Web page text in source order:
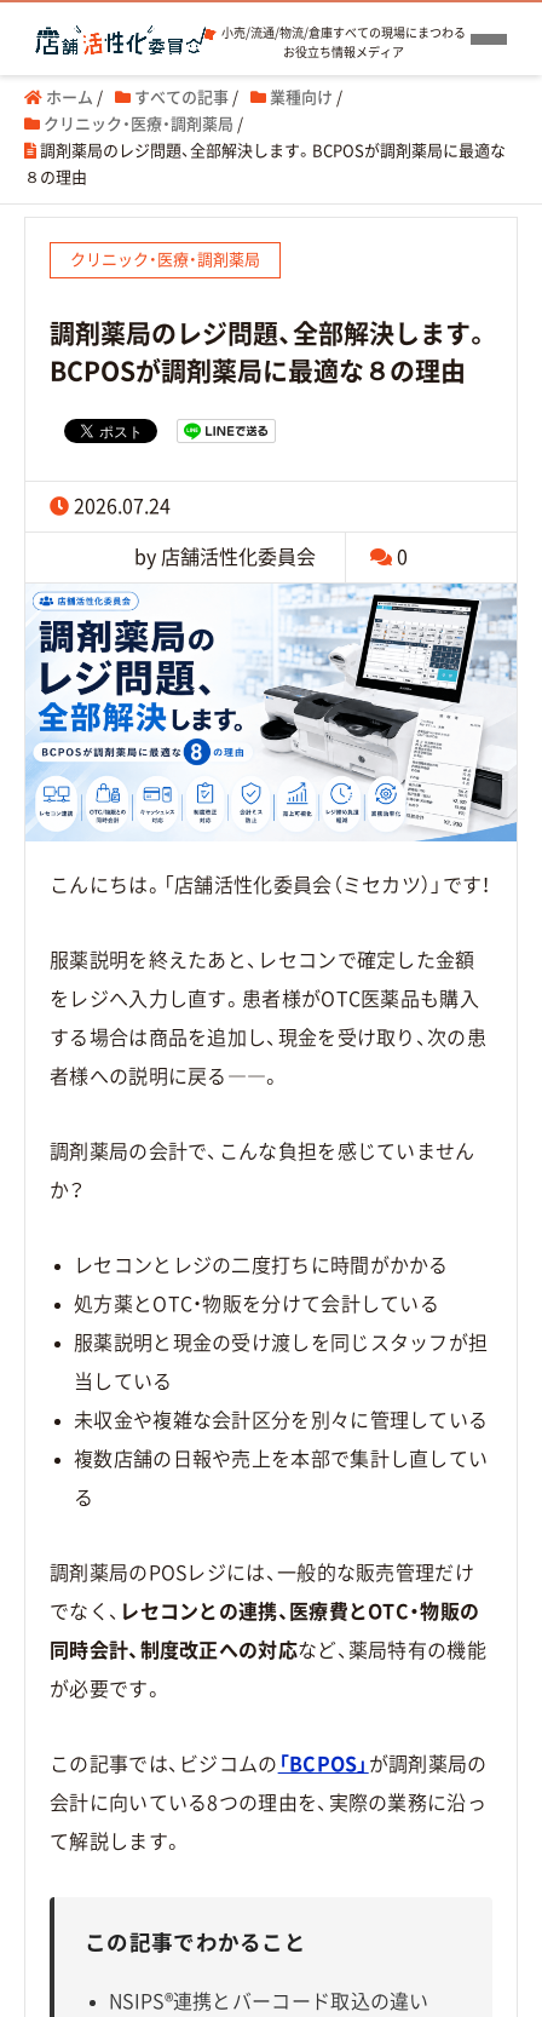
小売/流通/物流/倉庫すべての現場にまつわる
お役立ち情報メディア
ホーム / すべての記事 / 業種向け /
クリニック・医療・調剤薬局 /
調剤薬局のレジ問題、全部解決します。BCPOSが調剤薬局に最適な
８の理由
クリニック・医療・調剤薬局
調剤薬局のレジ問題、全部解決します。
BCPOSが調剤薬局に最適な８の理由
2026.07.24
by 店舗活性化委員会 0
こんにちは。「店舗活性化委員会（ミセカツ）」です！
服薬説明を終えたあと、レセコンで確定した金額
をレジへ入力し直す。患者様がOTC医薬品も購入
する場合は商品を追加し、現金を受け取り、次の患
者様への説明に戻る――。
調剤薬局の会計で、こんな負担を感じていません
か？
レセコンとレジの二度打ちに時間がかかる
処方薬とOTC・物販を分けて会計している
服薬説明と現金の受け渡しを同じスタッフが担
当している
未収金や複雑な会計区分を別々に管理している
複数店舗の日報や売上を本部で集計し直してい
る
調剤薬局のPOSレジには、一般的な販売管理だけ
でなく、
レセコンとの連携、医療費とOTC・物販の
同時会計、制度改正への対応など、薬局特有の機能
が必要です。
この記事では、ビジコムの 「BCPOS」 が調剤薬局の
会計に向いている8つの理由を、実際の業務に沿っ
て解説します。
この記事でわかること
NSIPS®連携とバーコード取込の違い